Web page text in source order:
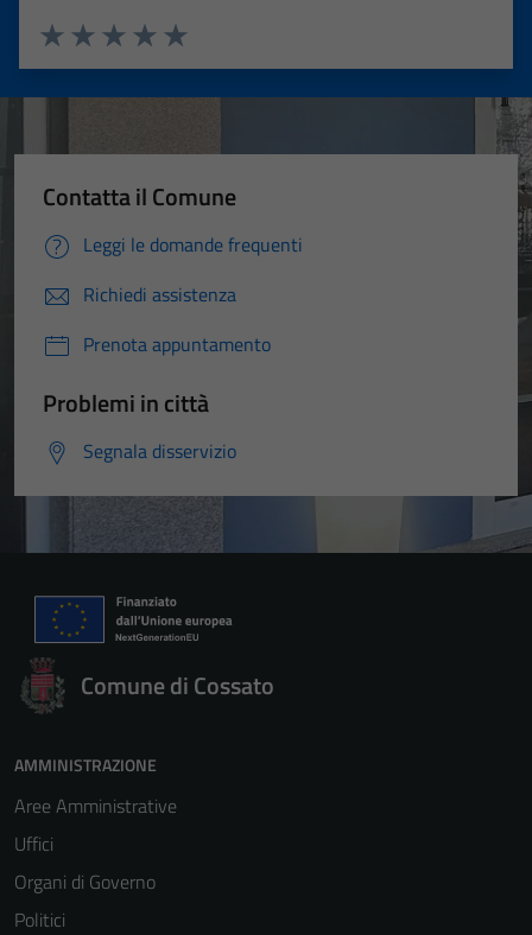
Valuta 5 stelle su 5
Valuta 4 stelle su 5
Valuta 3 stelle su 5
Valuta 2 stelle su 5
Valuta 1 stelle su 5
Contatta il Comune
Leggi le domande frequenti
Richiedi assistenza
Prenota appuntamento
Problemi in città
Segnala disservizio
Comune di Cossato
AMMINISTRAZIONE
Aree Amministrative
Uffici
Organi di Governo
Politici